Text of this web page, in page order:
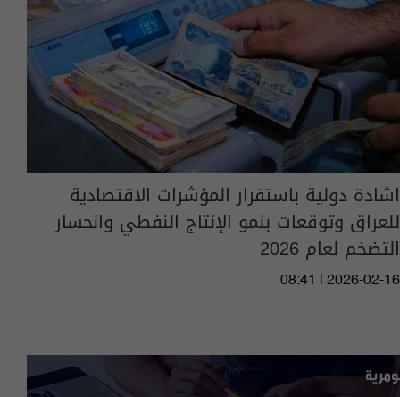
اشادة دولية باستقرار المؤشرات الاقتصادية
للعراق وتوقعات بنمو الإنتاج النفطي وانحسار
التضخم لعام 2026
08:41 | 2026-02-16